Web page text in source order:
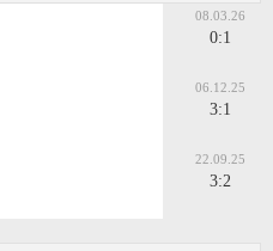
08.03.26
0:1
06.12.25
3:1
22.09.25
3:2